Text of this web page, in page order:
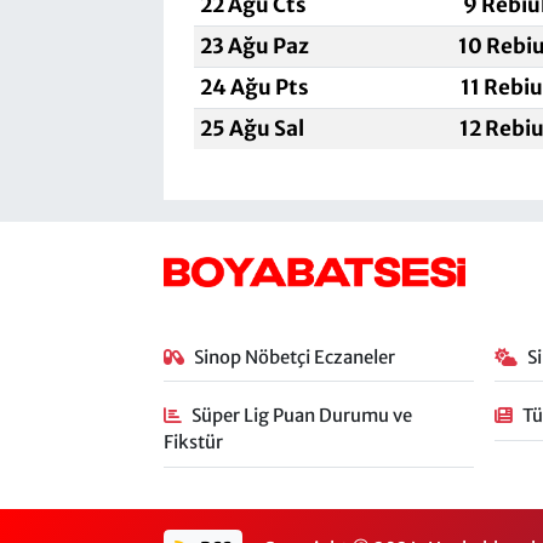
23 Ağu Paz
10
24 Ağu Pts
11
25 Ağu Sal
12
Sinop Nöbetçi Eczaneler
Süper Lig Puan Durumu ve
Fikstür